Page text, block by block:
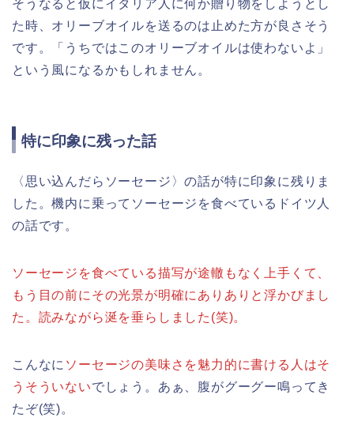
そうなると仮にイタリア人に何か贈り物をしようとし
た時、オリーブオイルを送るのは止めた方が良さそう
です。「うちではこのオリーブオイルは使わないよ」
という風になるかもしれません。
特に印象に残った話
〈思い込んだらソーセージ〉の話が特に印象に残りま
した。機内に乗ってソーセージを食べているドイツ人
の話です。
ソーセージを食べている描写が途轍もなく上手くて、
もう目の前にその光景が明確にありありと浮かびまし
た。読みながら涎を垂らしました(笑)。
こんなに ソーセージの美味さを魅力的に書ける人はそ
うそういないでしょう。あぁ、腹がグーグー鳴ってき
たぞ(笑)。